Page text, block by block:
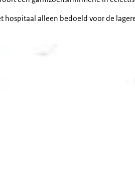
hospitaal alleen bedoeld voor de